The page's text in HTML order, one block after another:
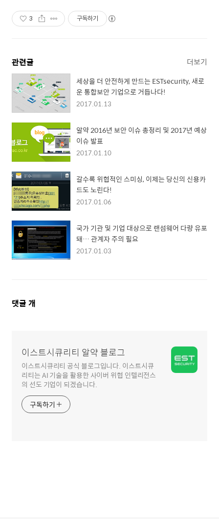
3 구독하기
관련글 더보기
세상을 더 안전하게 만드는 ESTsecurity, 새로
운 통합보안 기업으로 거듭나다!
2017.01.13
알약 2016년 보안 이슈 총정리 및 2017년 예상
이슈 발표
2017.01.10
갈수록 위협적인 스미싱, 이제는 당신의 신용카
드도 노린다!
2017.01.06
국가 기관 및 기업 대상으로 랜섬웨어 다량 유포
돼… 관계자 주의 필요
2017.01.03
댓
댓글 개
이스트시큐리티 알약 블로그
이스트시큐리티 공식 블로그입니다. 이스트시큐
리티는 AI 기술을 활용한 사이버 위협 인텔리전스
의 선도 기업이 되겠습니다.
구독하기